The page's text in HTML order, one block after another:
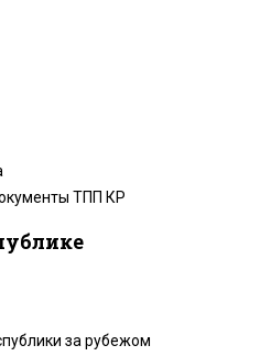
ТПП КР
за рубежом